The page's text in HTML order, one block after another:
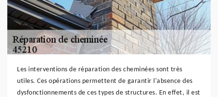
Les interventions de réparation des cheminées sont très
utiles. Ces opérations permettent de garantir l'absence des
dysfonctionnements de ces types de structures. En effet, il est